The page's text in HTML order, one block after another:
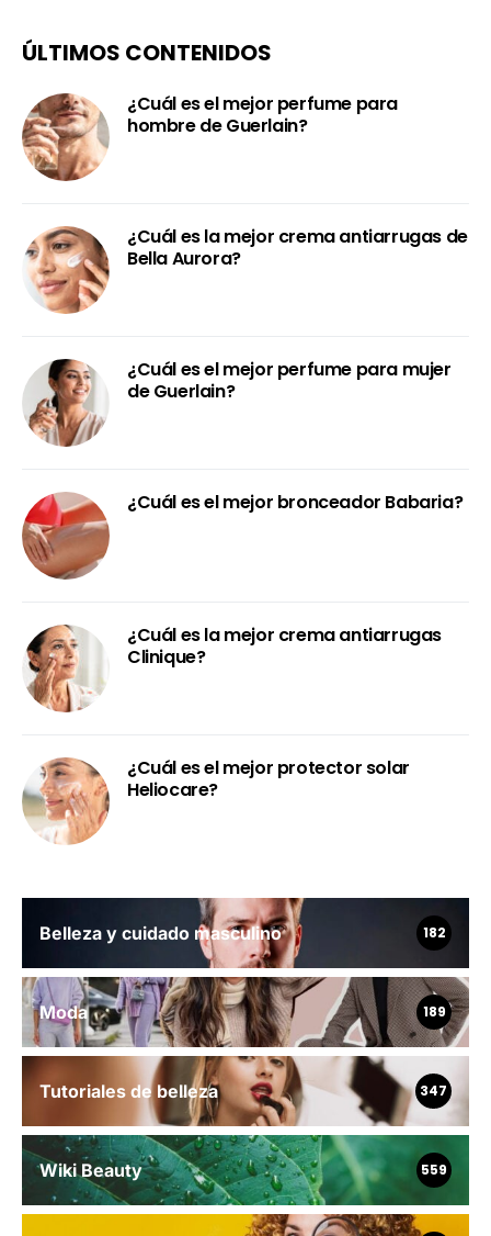
ÚLTIMOS CONTENIDOS
¿Cuál es el mejor perfume para
hombre de Guerlain?
¿Cuál es la mejor crema antiarrugas de
Bella Aurora?
¿Cuál es el mejor perfume para mujer
de Guerlain?
¿Cuál es el mejor bronceador Babaria?
¿Cuál es la mejor crema antiarrugas
Clinique?
¿Cuál es el mejor protector solar
Heliocare?
Belleza y cuidado masculino 182
Moda 189
Tutoriales de belleza 347
Wiki Beauty 559